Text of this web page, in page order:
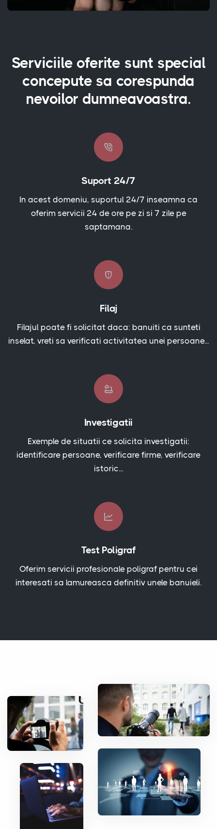
Serviciile oferite sunt special
concepute sa corespunda
nevoilor dumneavoastra.
Suport 24/7
In acest domeniu, suportul 24/7 inseamna ca
oferim servicii 24 de ore pe zi si 7 zile pe
saptamana.
Filaj
Filajul poate fi solicitat daca: banuiti ca sunteti
inselat, vreti sa verificati activitatea unei persoane...
Investigatii
Exemple de situatii ce solicita investigatii:
identificare persoane, verificare firme, verificare
istoric...
Test Poligraf
Oferim servicii profesionale poligraf pentru cei
interesati sa lamureasca definitiv unele banuieli.